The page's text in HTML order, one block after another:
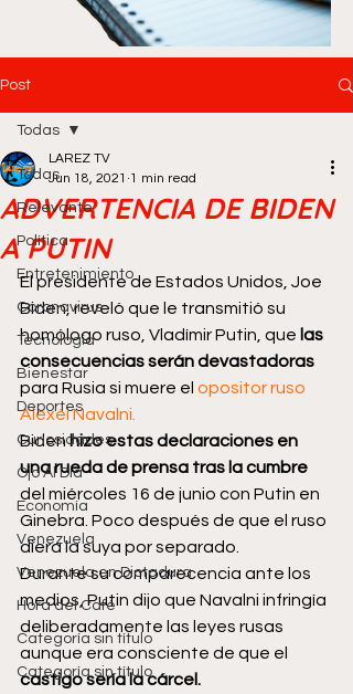
Post
Todas
Relevante
Política
Entretenimiento
Coronavirus
Tecnología
Bienestar
Deportes
Curiosidades
Ojo Al Día
Economía
Venezuela
Venezuela en Dictadura
Hora del Café
Categoría sin título
Categoría sin título
Todas
ADVERTENCIA DE BIDEN
A PUTIN
LAREZ TV
Jun 18, 2021 1 min read
El presidente de Estados Unidos, Joe
Biden, reveló que le transmitió su
homólogo ruso, Vladímir Putin, que las
consecuencias serán devastadoras
para Rusia si muere el opositor ruso
Alexéi Navalni.
Biden hizo estas declaraciones en
una rueda de prensa tras la cumbre
del miércoles 16 de junio con Putin en
Ginebra. Poco después de que el ruso
diera la suya por separado.
Durante su comparecencia ante los
medios, Putin dijo que Navalni infringía
deliberadamente las leyes rusas
aunque era consciente de que el
castigo sería la cárcel.